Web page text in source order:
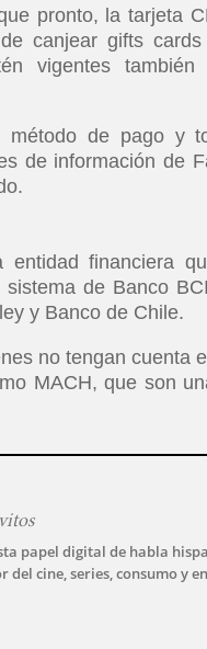
pronto, la tarjeta
canjear gifts
vigentes
método de pago y
de información de
financiera
de Banco
y Banco de Chile.
no tengan cuenta
MACH, que son
papel digital de habla
del cine, series, consumo y